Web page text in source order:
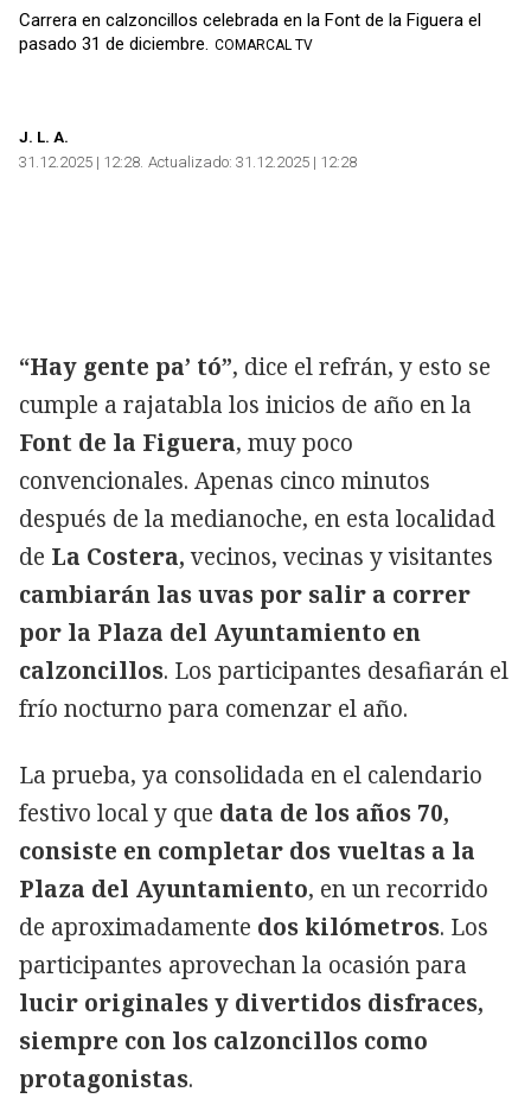
Carrera en calzoncillos celebrada en la Font de la Figuera el
pasado 31 de diciembre. COMARCAL TV
J. L. A.
31.12.2025 | 12:28 Actualizado: 31.12.2025 | 12:28
“Hay gente pa’ tó”, dice el refrán, y esto se
cumple a rajatabla los inicios de año en la
Font de la Figuera, muy poco
convencionales. Apenas cinco minutos
después de la medianoche, en esta localidad
de La Costera,vecinos, vecinas y visitantes
cambiarán las uvas por salir a correr
por la Plaza del Ayuntamiento en
calzoncillos. Los participantes desafiarán el
frío nocturno para comenzar el año.
La prueba, ya consolidada en el calendario
festivo local y que data de los años 70,
consiste en completar dos vueltas a la
Plaza del Ayuntamiento, en un recorrido
de aproximadamente dos kilómetros. Los
participantes aprovechan la ocasión para
lucir originales y divertidos disfraces,
siempre con los calzoncillos como
protagonistas.